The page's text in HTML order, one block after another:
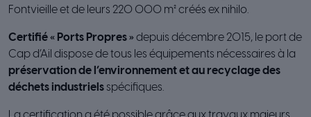
Fontvieille et de leurs 220 000 m² créés ex nihilo.
Certifié « Ports Propres »depuis décembre 2015, le port de
Cap d’Ail dispose de tous les équipements nécessaires à la
préservation de l’environnement et au recyclage des
déchets industriels spécifiques.